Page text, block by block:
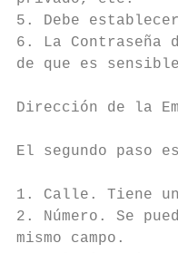
5. Debe
6. La Contraseña
de que es
Dirección de la
El segundo paso
1. Calle. Tiene
2. Número. Se
mismo campo.